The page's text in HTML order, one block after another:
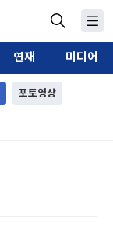
연재 미디어
포토영상